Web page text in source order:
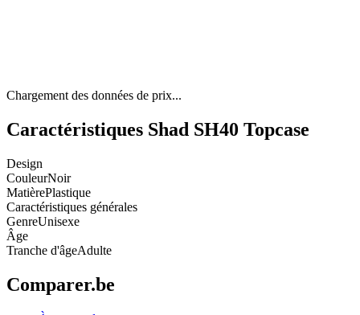
Chargement des données de prix...
Caractéristiques Shad SH40 Topcase
Design
CouleurNoir
MatièrePlastique
Caractéristiques générales
GenreUnisexe
Âge
Tranche d'âgeAdulte
Comparer.be